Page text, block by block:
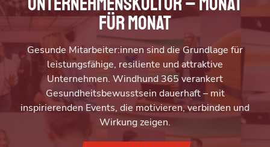
für Monat
Gesunde Mitarbeiter:innen sind die Grundlage für
leistungsfähige, resiliente und attraktive
Unternehmen. Windhund 365 verankert
Gesundheitsbewusstsein dauerhaft – mit
inspirierenden Events, die motivieren, verbinden und
Wirkung zeigen.